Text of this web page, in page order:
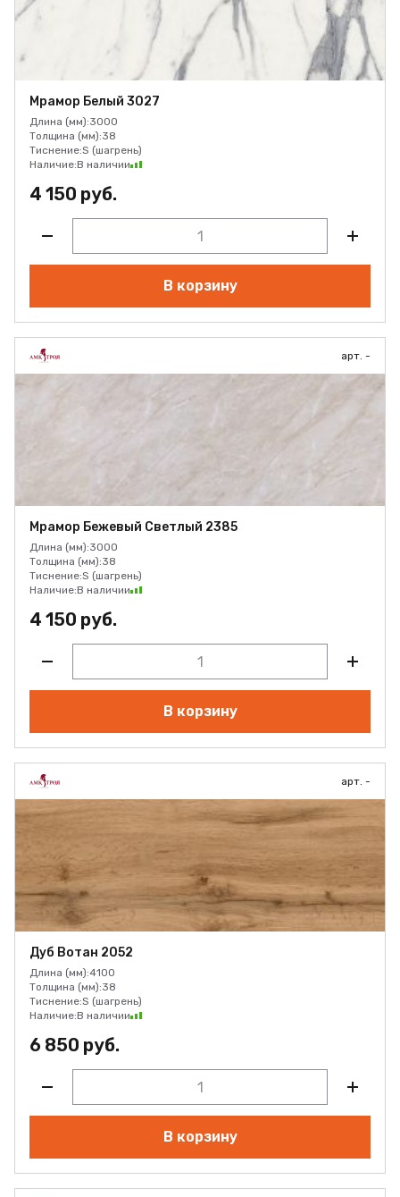
Мрамор Белый 3027
Длина (мм):3000
Толщина (мм):38
Тиснение:S (шагрень)
Наличие:В наличии
4 150 руб.
В корзину
арт. -
Мрамор Бежевый Светлый 2385
Длина (мм):3000
Толщина (мм):38
Тиснение:S (шагрень)
Наличие:В наличии
4 150 руб.
В корзину
арт. -
Дуб Вотан 2052
Длина (мм):4100
Толщина (мм):38
Тиснение:S (шагрень)
Наличие:В наличии
6 850 руб.
В корзину